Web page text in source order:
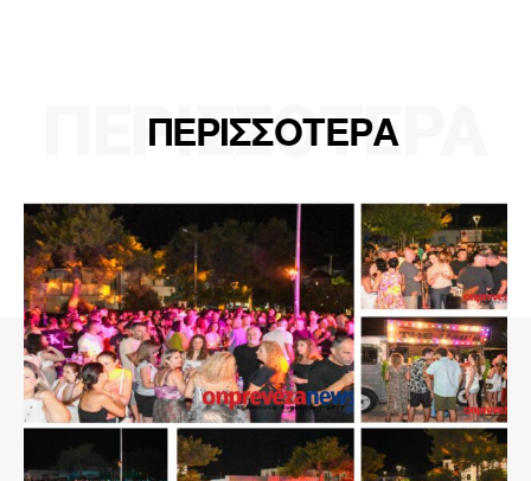
ΠΕΡΙΣΣΟΤΕΡΑ
ΠΕΡΙΣΣΟΤΕΡΑ